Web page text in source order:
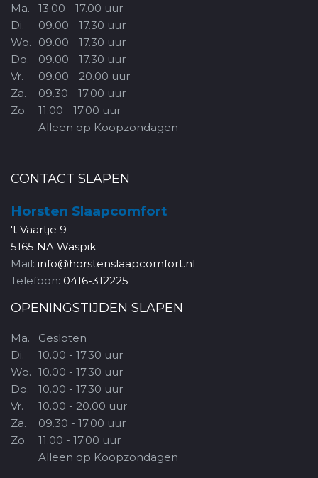
Ma.
Di.
Wo.
Do.
Vr.
Za.
Zo.
13.00 - 17.00 uur
09.00 - 17.30 uur
09.00 - 17.30 uur
09.00 - 17.30 uur
09.00 - 20.00 uur
09.30 - 17.00 uur
11.00 - 17.00 uur
Alleen op Koopzondagen
CONTACT SLAPEN
Horsten Slaapcomfort
't Vaartje 9
5165 NA Waspik
Mail: info@horstenslaapcomfort.nl
Telefoon: 0416-312225
OPENINGSTIJDEN SLAPEN
Ma.
Di.
Wo.
Do.
Vr.
Za.
Zo.
Gesloten
10.00 - 17.30 uur
10.00 - 17.30 uur
10.00 - 17.30 uur
10.00 - 20.00 uur
09.30 - 17.00 uur
11.00 - 17.00 uur
Alleen op Koopzondagen